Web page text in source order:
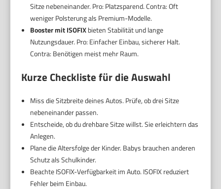
Sitze nebeneinander. Pro: Platzsparend. Contra: Oft
weniger Polsterung als Premium-Modelle.
Booster mit ISOFIXbieten Stabilität und lange
Nutzungsdauer. Pro: Einfacher Einbau, sicherer Halt.
Contra: Benötigen meist mehr Raum.
Kurze Checkliste für die Auswahl
Miss die Sitzbreite deines Autos. Prüfe, ob drei Sitze
nebeneinander passen.
Entscheide, ob du drehbare Sitze willst. Sie erleichtern das
Anlegen.
Plane die Altersfolge der Kinder. Babys brauchen anderen
Schutz als Schulkinder.
Beachte ISOFIX-Verfügbarkeit im Auto. ISOFIX reduziert
Fehler beim Einbau.